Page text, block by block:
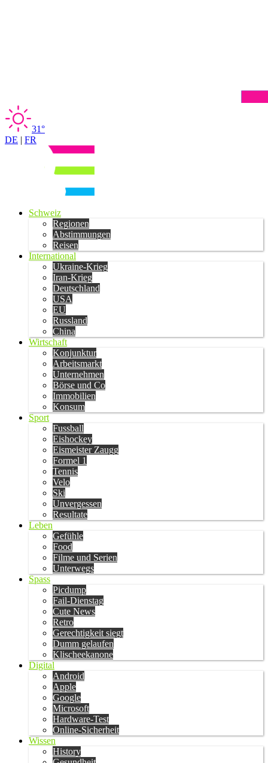
31°
DE | FR
Schweiz
Regionen
Abstimmungen
Reisen
International
Ukraine-Krieg
Iran-Krieg
Deutschland
USA
EU
Russland
China
Wirtschaft
Konjunktur
Arbeitsmarkt
Unternehmen
Börse und Co
Immobilien
Konsum
Sport
Fussball
Eishockey
Eismeister Zaugg
Formel 1
Tennis
Velo
Ski
Unvergessen
Resultate
Leben
Gefühle
Food
Filme und Serien
Unterwegs
Spass
Picdump
Fail-Dienstag
Cute News
Retro
Gerechtigkeit siegt
Dumm gelaufen
Klischeekanone
Digital
Android
Apple
Google
Microsoft
Hardware-Test
Online-Sicherheit
Wissen
History